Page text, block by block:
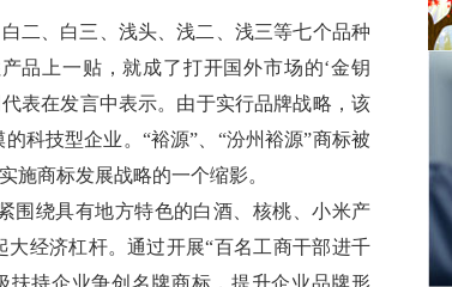
二、白三、浅头、浅二、浅三等七个品种
品上一贴，就成了打开国外市场的‘金钥
表在发言中表示。由于实行品牌战略，该
科技型企业。“裕源”、“汾州裕源”商标被
施商标发展战略的一个缩影。
围绕具有地方特色的白酒、核桃、小米产
经济杠杆。通过开展“百名工商干部进千
扶持企业争创名牌商标，提升企业品牌形